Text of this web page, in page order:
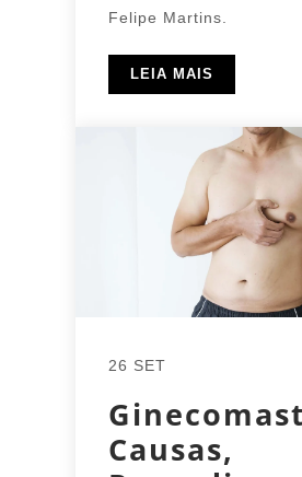
Felipe Martins.
LEIA MAIS
26 SET
Causas,